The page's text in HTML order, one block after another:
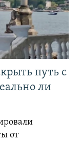
путь с
ли
от